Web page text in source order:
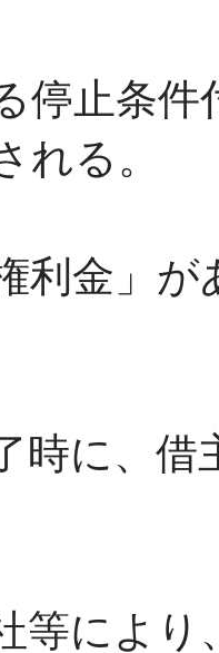
停止条
れる。
利金」
時に、
等によ